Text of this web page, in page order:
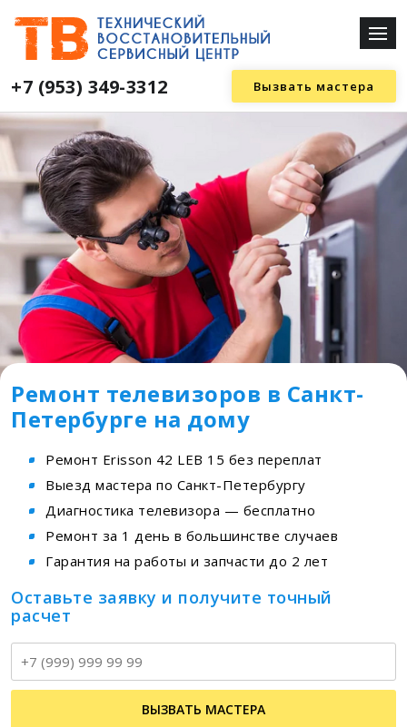
+7 (953) 349-3312 Вызвать мастера
Ремонт телевизоров в Санкт-
Петербурге на дому
Ремонт Erisson 42 LEB 15 без переплат
Выезд мастера по Санкт-Петербургу
Диагностика телевизора — бесплатно
Ремонт за 1 день в большинстве случаев
Гарантия на работы и запчасти до 2 лет
Оставьте заявку и получите точный
расчет
ВЫЗВАТЬ МАСТЕРА